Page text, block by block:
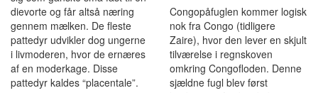
dievorte og får altså næring
gennem mælken. De fleste
pattedyr udvikler dog ungerne
i livmoderen, hvor de ernæres
af en moderkage. Disse
pattedyr kaldes “placentale”.
Congopåfuglen kommer logisk
nok fra Congo (tidligere
Zaire), hvor den lever en skjult
tilværelse i regnskoven
omkring Congofloden. Denne
sjældne fugl blev først